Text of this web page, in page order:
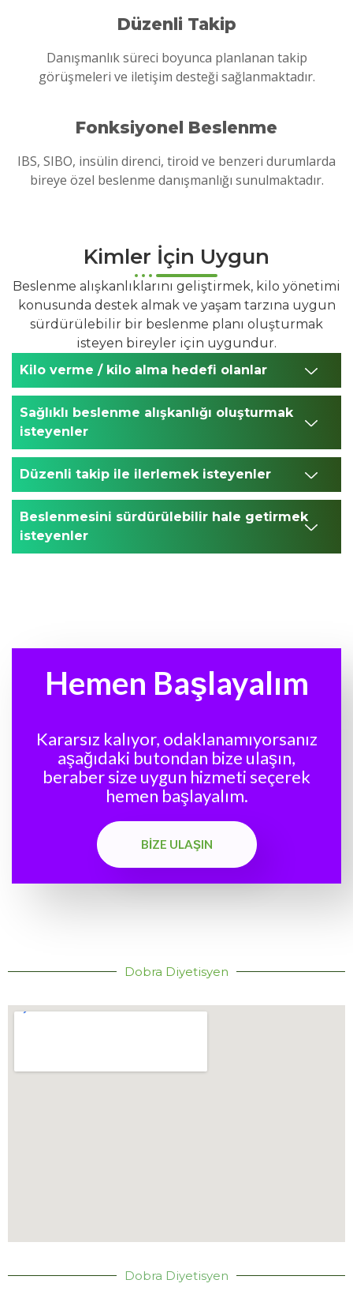
Düzenli Takip
Danışmanlık süreci boyunca planlanan takip
görüşmeleri ve iletişim desteği sağlanmaktadır.
Fonksiyonel Beslenme
IBS, SIBO, insülin direnci, tiroid ve benzeri durumlarda
bireye özel beslenme danışmanlığı sunulmaktadır.
Kimler İçin Uygun
Beslenme alışkanlıklarını geliştirmek, kilo yönetimi
konusunda destek almak ve yaşam tarzına uygun
sürdürülebilir bir beslenme planı oluşturmak
isteyen bireyler için uygundur.
Kilo verme / kilo alma hedefi olanlar
Sağlıklı beslenme alışkanlığı oluşturmak
isteyenler
Düzenli takip ile ilerlemek isteyenler
Beslenmesini sürdürülebilir hale getirmek
isteyenler
Hemen Başlayalım
Kararsız kalıyor, odaklanamıyorsanız
aşağıdaki butondan bize ulaşın,
beraber size uygun hizmeti seçerek
hemen başlayalım.
BIZE ULAŞIN
Dobra Diyetisyen
Dobra Diyetisyen